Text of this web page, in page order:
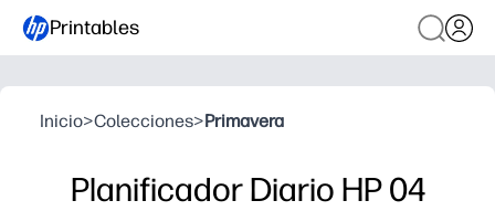
Printables
Inicio>Colecciones>Primavera
Planificador Diario HP 04